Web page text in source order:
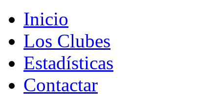
Inicio
Los Clubes
Estadísticas
Contactar